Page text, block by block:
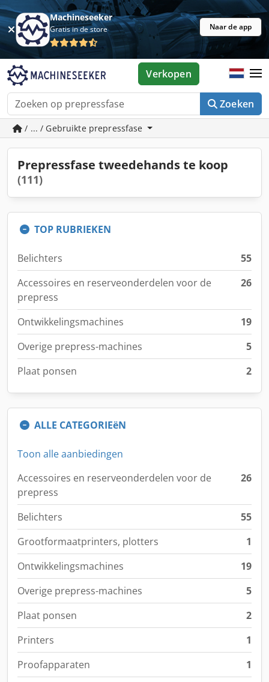
Machineseeker
Gratis in de store Naar de app
Zoeken
Verkopen
/ ... / Gebruikte prepressfase
Prepressfase tweedehands te koop
(111)
TOP RUBRIEKEN
Belichters
55
Accessoires en reserveonderdelen voor de
prepress
26
Ontwikkelingsmachines
19
Overige prepress-machines
5
Plaat ponsen
2
ALLE CATEGORIEëN
Toon alle aanbiedingen
Accessoires en reserveonderdelen voor de
prepress
26
Belichters
55
Grootformaatprinters, plotters
1
Ontwikkelingsmachines
19
Overige prepress-machines
5
Plaat ponsen
2
Printers
1
Proofapparaten
1